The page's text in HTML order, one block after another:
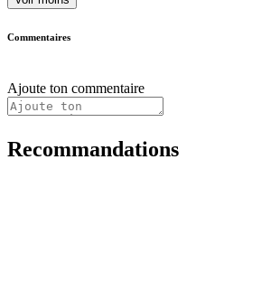
Commentaires
Ajoute ton commentaire
Recommandations